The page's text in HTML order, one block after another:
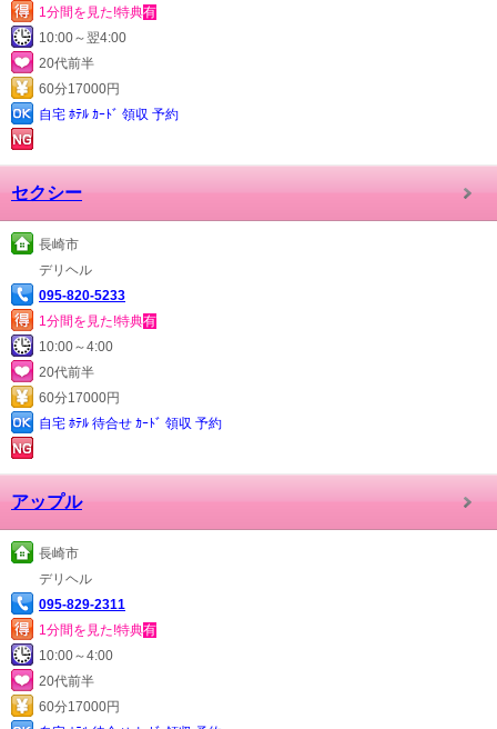
1分間を見た!特典有
10:00～翌4:00
20代前半
60分17000円
自宅 ﾎﾃﾙ ｶｰﾄﾞ 領収 予約
セクシー
長崎市
デリヘル
095-820-5233
1分間を見た!特典有
10:00～4:00
20代前半
60分17000円
自宅 ﾎﾃﾙ 待合せ ｶｰﾄﾞ 領収 予約
アップル
長崎市
デリヘル
095-829-2311
1分間を見た!特典有
10:00～4:00
20代前半
60分17000円